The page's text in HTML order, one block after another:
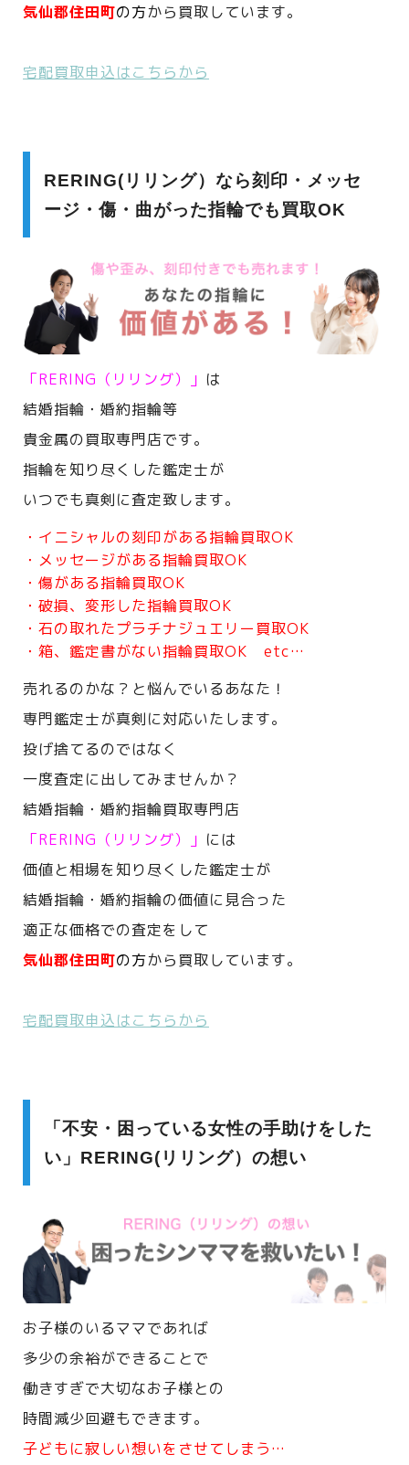
気仙郡住田町の方から買取しています。
宅配買取申込はこちらから
RERING(リリング）なら刻印・メッセ
ージ・傷・曲がった指輪でも買取OK
「RERING（リリング）」 は
結婚指輪・婚約指輪等
貴金属の買取専門店です。
指輪を知り尽くした鑑定士が
いつでも真剣に査定致します。
・イニシャルの刻印がある指輪買取OK
・メッセージがある指輪買取OK
・傷がある指輪買取OK
・破損、変形した指輪買取OK
・石の取れたプラチナジュエリー買取OK
・箱、鑑定書がない指輪買取OK etc…
売れるのかな？と悩んでいるあなた！
専門鑑定士が真剣に対応いたします。
投げ捨てるのではなく
一度査定に出してみませんか？
結婚指輪・婚約指輪買取専門店
「RERING（リリング）」 には
価値と相場を知り尽くした鑑定士が
結婚指輪・婚約指輪の価値に見合った
適正な価格での査定をして
気仙郡住田町の方から買取しています。
宅配買取申込はこちらから
「不安・困っている女性の手助けをした
い」RERING(リリング）の想い
お子様のいるママであれば
多少の余裕ができることで
働きすぎで大切なお子様との
時間減少回避もできます。
子どもに寂しい想いをさせてしまう…